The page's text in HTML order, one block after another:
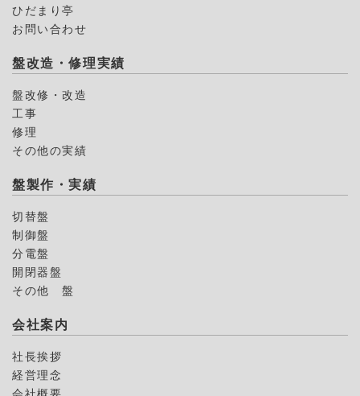
ひだまり亭
お問い合わせ
盤改造・修理実績
盤改修・改造
工事
修理
その他の実績
盤製作・実績
切替盤
制御盤
分電盤
開閉器盤
その他 盤
会社案内
社長挨拶
経営理念
会社概要